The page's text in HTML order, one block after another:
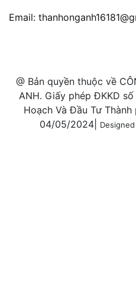
Email:
@ Bản quyền thuộc về
ANH. Giấy phép ĐKKD
Hoạch Và Đầu Tư
04/05/2024|